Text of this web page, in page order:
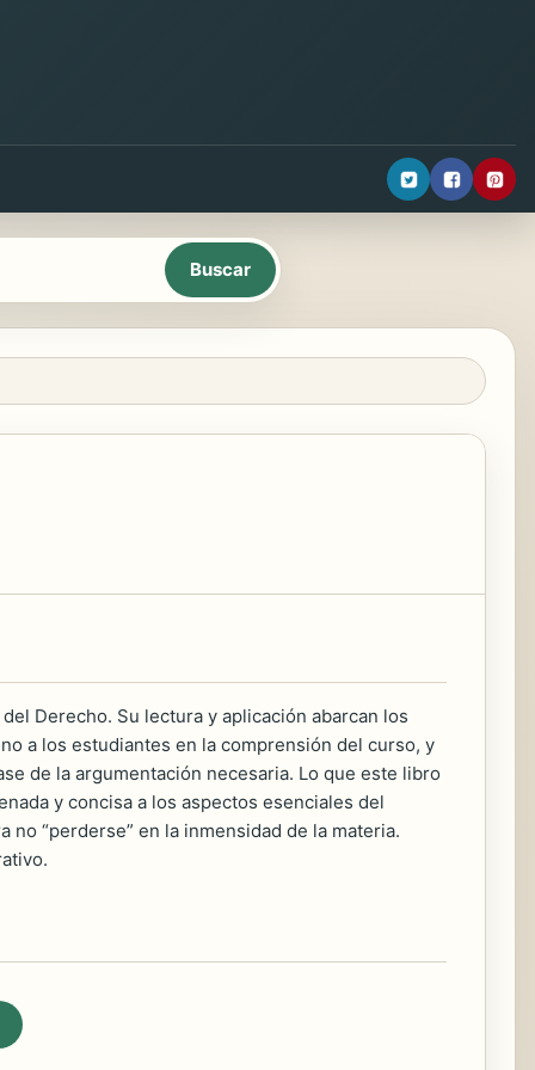
Derecho. Su lectura y aplicación abarcan los
a los estudiantes en la comprensión del curso, y
de la argumentación necesaria. Lo que este libro
y concisa a los aspectos esenciales del
“perderse” en la inmensidad de la materia.